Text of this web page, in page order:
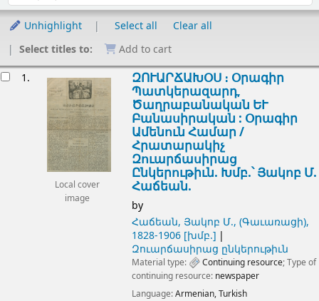
Unhighlight Select all
Clear all
Select titles to:
Add to cart
1.
Local cover
image
ԶՈՒԱՐՃԱԽՕՍ ։ Օրագիր
Պատկերազարդ,
Ծաղրաբանական ԵՒ
Բանասիրական : Օրագիր
Ամենուն Համար /
Հրատարակիչ
Զուարճասիրաց
Ընկերութիւն. Խմբ.՝ Յակոբ Մ.
Հաճեան.
by
Հաճեան, Յակոբ Մ., (Գաւառացի),
1828-1906[խմբ.]
Զուարճասիրաց ընկերութիւն
Material type: Continuing resource; Type of
continuing resource: newspaper
Language:Armenian,Turkish